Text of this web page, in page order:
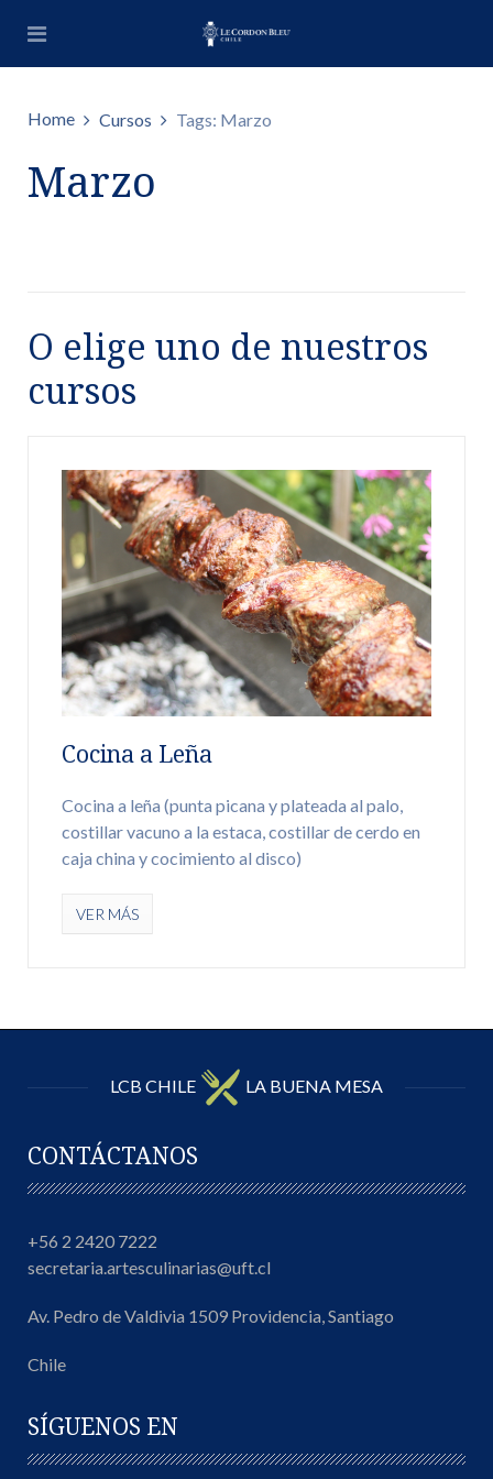
Home Cursos Tags: Marzo
Marzo
O elige uno de nuestros
cursos
Cocina a Leña
Cocina a leña (punta picana y plateada al palo,
costillar vacuno a la estaca, costillar de cerdo en
caja china y cocimiento al disco)
VER MÁS
LCB CHILE LA BUENA MESA
CONTÁCTANOS
+56 2 2420 7222
secretaria.artesculinarias@uft.cl
Av. Pedro de Valdivia 1509 Providencia, Santiago
Chile
SÍGUENOS EN